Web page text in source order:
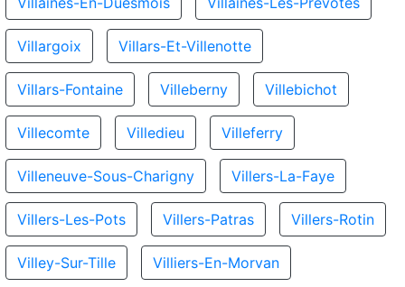
Villargoix Villars-Et-Villenotte
Villars-Fontaine Villeberny Villebichot
Villecomte Villedieu Villeferry
Villeneuve-Sous-Charigny Villers-La-Faye
Villers-Les-Pots Villers-Patras Villers-Rotin
Villey-Sur-Tille Villiers-En-Morvan